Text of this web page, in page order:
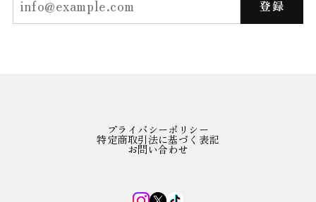
登録
プライバシーポリシー
特定商取引法に基づく表記
お問い合わせ